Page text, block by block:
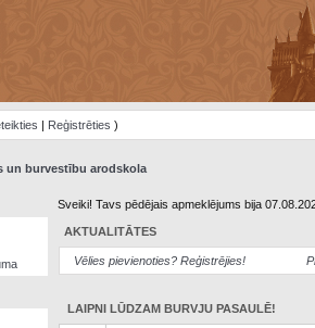
| Reģistrēties )
un burvestību arodskola
Sveiki! Tavs pēdējais apmeklējums bija
AKTUALITĀTES
Vēlies pievienoties? Reģistrējies!
LAIPNI LŪDZAM BURVJU PASAULĒ!